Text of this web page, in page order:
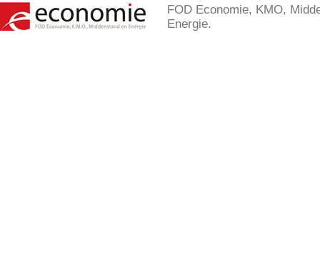
FOD Economie, KMO,
Energie.